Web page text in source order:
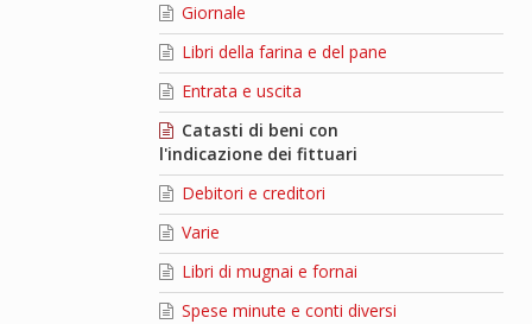
Giornale
Libri della farina e del pane
Entrata e uscita
Catasti di beni con
l'indicazione dei fittuari
Debitori e creditori
Varie
Libri di mugnai e fornai
Spese minute e conti diversi